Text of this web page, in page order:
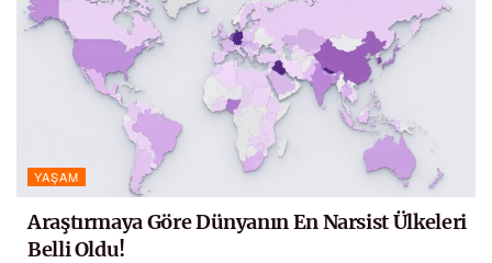
YAŞAM
Araştırmaya Göre Dünyanın En Narsist Ülkeleri
Belli Oldu!